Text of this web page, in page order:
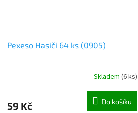
Pexeso Hasiči 64 ks (0905)
Skladem (6 ks)
59 Kč Do košíku